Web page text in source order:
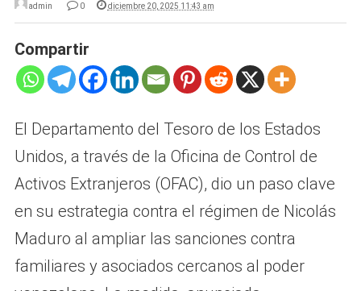
admin 0 diciembre 20, 2025 11:43 am
Compartir
El Departamento del Tesoro de los Estados
Unidos, a través de la Oficina de Control de
Activos Extranjeros (OFAC), dio un paso clave
en su estrategia contra el régimen de Nicolás
Maduro al ampliar las sanciones contra
familiares y asociados cercanos al poder